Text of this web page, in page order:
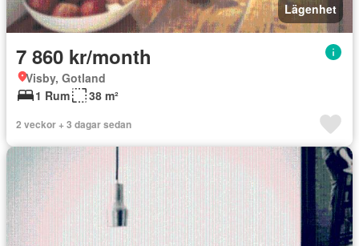
Lägenhet
7 860 kr/month
Visby, Gotland
1 Rum
38 m²
2 veckor + 3 dagar sedan